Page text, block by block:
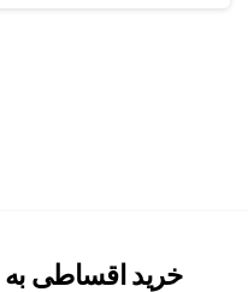
خرید اقساطی به